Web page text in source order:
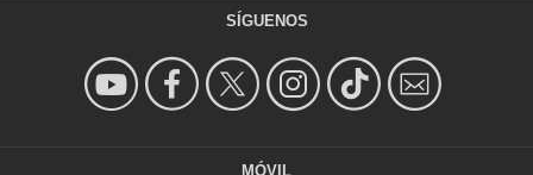
SÍGUENOS
MÓVIL